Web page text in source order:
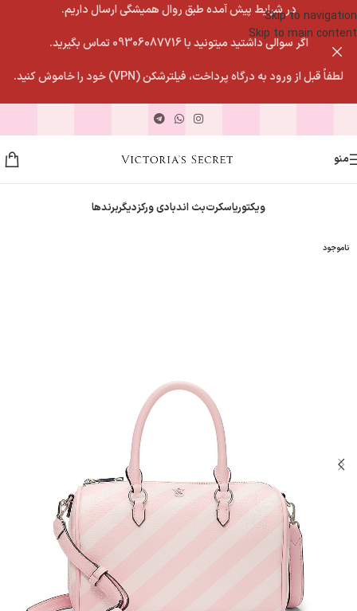
Skip to navigation
Skip to main content
در شرایط پیش آمده طبق روال همیشگی ارسال داریم.
اگر سوالی داشتید میتونید با 09306087716 تماس بگیرید.
لطفاً قبل از ورود به درگاه پرداخت، فیلترشکن (VPN) خود را خاموش کنید.
منو
ویکتوریاسکرتبث اندبادی ورکزدیگربرندها
ناموجود